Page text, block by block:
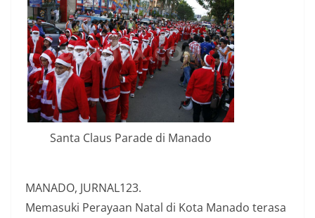
Santa Claus Parade di Manado
MANADO, JURNAL123.
Memasuki Perayaan Natal di Kota Manado terasa